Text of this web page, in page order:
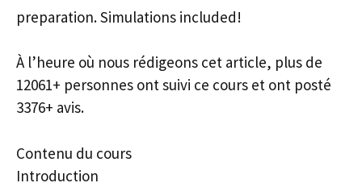
preparation. Simulations included!
À l’heure où nous rédigeons cet article, plus de
12061+ personnes ont suivi ce cours et ont posté
3376+ avis.
Contenu du cours
Introduction